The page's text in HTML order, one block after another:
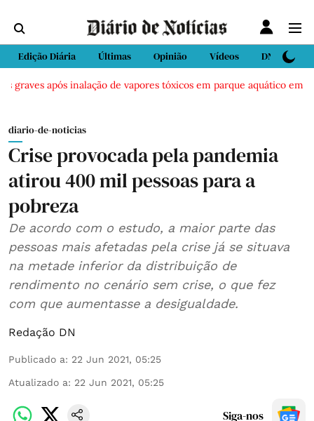
Edição Diária Últimas Opinião Vídeos DN Sport
após inalação de vapores tóxicos em parque aquático em
diario-de-noticias
Crise provocada pela pandemia
atirou 400 mil pessoas para a
pobreza
De acordo com o estudo, a maior parte das
pessoas mais afetadas pela crise já se situava
na metade inferior da distribuição de
rendimento no cenário sem crise, o que fez
com que aumentasse a desigualdade.
Redação DN
Publicado a: 22 Jun 2021, 05:25
Atualizado a: 22 Jun 2021, 05:25
Siga-nos